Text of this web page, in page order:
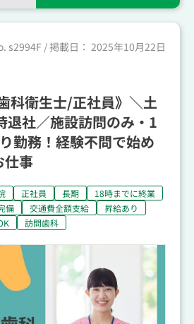
s2994F / 掲載日： 2025年10月22日
科衛生士/正社員》＼土
社／施設訪問のみ・1
勤務！経験不問で始め
仕事
正社員 長期
18時までに終業
備 交通費全額支給
昇給あり
訪問歯科